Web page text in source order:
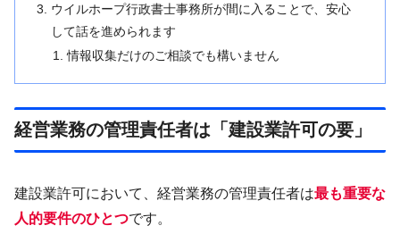
ウイルホープ行政書士事務所が間に入ることで、安心
して話を進められます
情報収集だけのご相談でも構いません
経営業務の管理責任者は「建設業許可の要」
建設業許可において、経営業務の管理責任者は最も重要な
人的要件のひとつです。